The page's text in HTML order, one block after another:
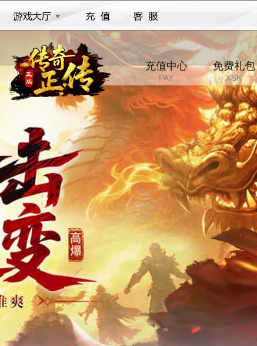
充值中心
PAY
免费礼包
XSK